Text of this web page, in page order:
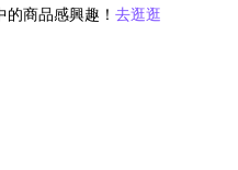
商品感興趣！ 去逛逛